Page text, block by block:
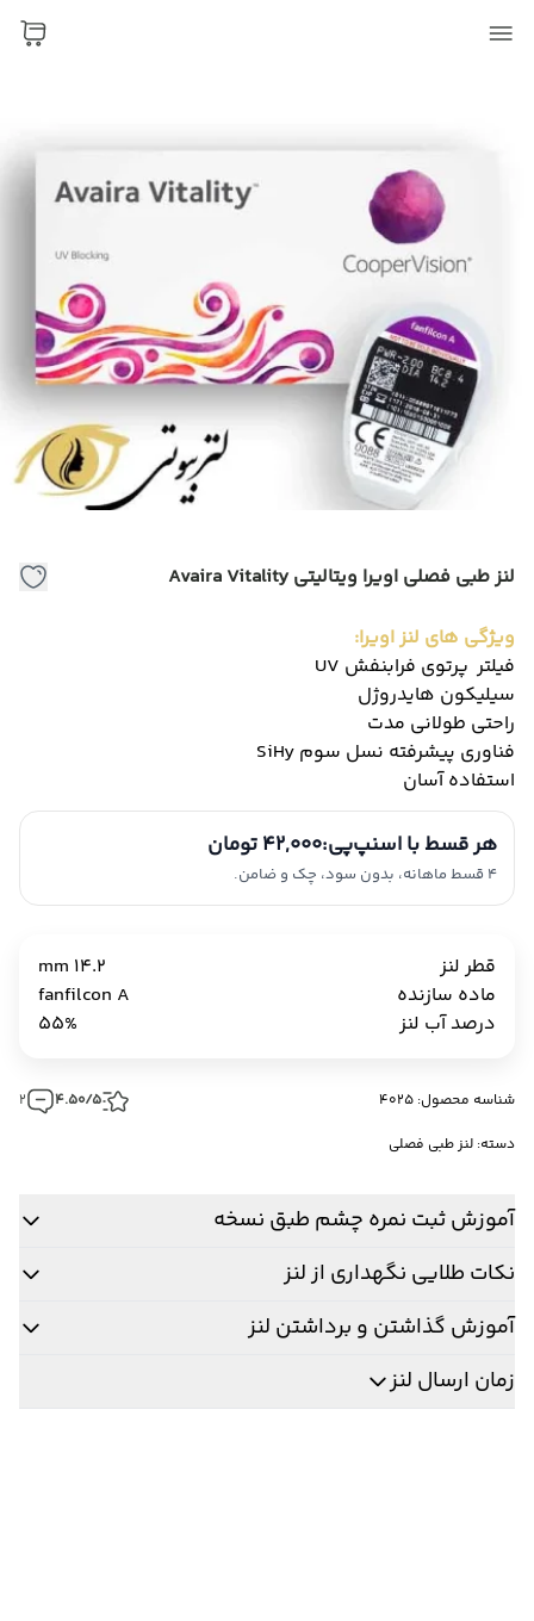
لنز طبی فصلی اویرا ویتالیتی Avaira Vitality
ویژگی های لنز اویرا:
فیلتر پرتوی فرابنفش UV
سیلیکون هایدروژل
راحتی طولانی مدت
فناوری پیشرفته نسل سوم SiHy
استفاده آسان
هر قسط با اسنپ‌پی:42,000 تومان
4 قسط ماهانه، بدون سود، چک و ضامن.
قطر لنز
14.2 mm
ماده سازنده
fanfilcon A
درصد آب لنز
55%
شناسه محصول: 4025 4.50/5
2
دسته: لنز طبی فصلی
آموزش ثبت نمره چشم طبق نسخه
نکات طلایی نگهداری از لنز
آموزش گذاشتن و برداشتن لنز
زمان ارسال لنز